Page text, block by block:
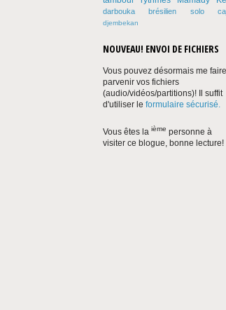
darbouka brésilien solo
djembekan
NOUVEAU! ENVOI DE FICHIERS
Vous pouvez désormais me faire
parvenir vos fichiers
(audio/vidéos/partitions)! Il suffit
d'utiliser le formulaire sécurisé.
Vous êtes la ième personne à
visiter ce blogue, bonne lecture!